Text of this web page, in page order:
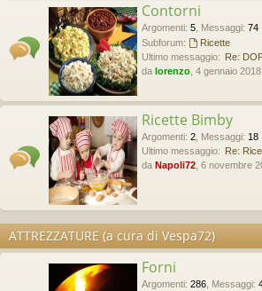
Contorni
Argomenti: 5 Messaggi: 74
Subforum:
Ricette
Ultimo messaggio:
Re:
da lorenzo , 4 gennaio
Ricette Bimby
Argomenti: 2 Messaggi: 18
Ultimo messaggio:
Re:
da Napoli72 , 6 novembre
ATTREZZATURE (a cura di Vespa72)
Forni
Argomenti: 286 Messaggi: